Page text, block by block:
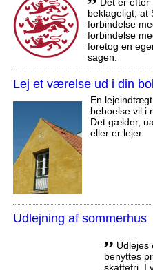
beklageligt, at
forbindelse
forbindelse
foretog en
sagen.
Lej et værelse ud i din
En
beboelse vil i
Det gælder,
eller er lejer.
Udlejning af sommerhus
,, Udlejes
benyttes
skattefri. I